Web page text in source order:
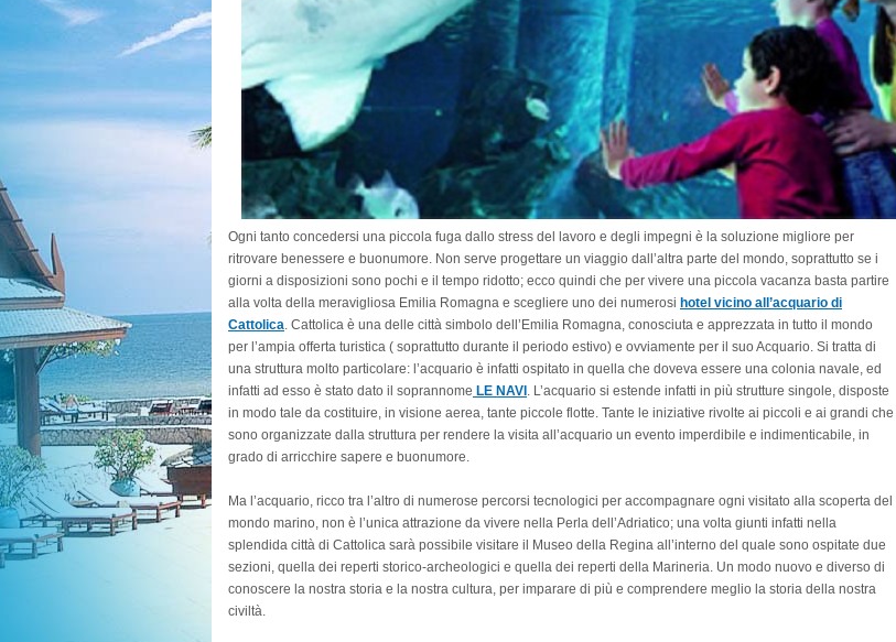
Ogni tanto concedersi una piccola fuga dallo stress del lavoro e degli impegni è la soluzione migliore per
ritrovare benessere e buonumore. Non serve progettare un viaggio dall’altra parte del mondo, soprattutto se i
giorni a disposizioni sono pochi e il tempo ridotto; ecco quindi che per vivere una piccola vacanza basta partire
alla volta della meravigliosa Emilia Romagna e scegliere uno dei numerosi hotel vicino all’acquario di
Cattolica. Cattolica è una delle città simbolo dell’Emilia Romagna, conosciuta e apprezzata in tutto il mondo
per l’ampia offerta turistica ( soprattutto durante il periodo estivo) e ovviamente per il suo Acquario. Si tratta di
una struttura molto particolare: l’acquario è infatti ospitato in quella che doveva essere una colonia navale, ed
infatti ad esso è stato dato il soprannome LE NAVI . L’acquario si estende infatti in più strutture singole, disposte
in modo tale da costituire, in visione aerea, tante piccole flotte. Tante le iniziative rivolte ai piccoli e ai grandi che
sono organizzate dalla struttura per rendere la visita all’acquario un evento imperdibile e indimenticabile, in
grado di arricchire sapere e buonumore.
Ma l’acquario, ricco tra l’altro di numerose percorsi tecnologici per accompagnare ogni visitato alla scoperta del
mondo marino, non è l’unica attrazione da vivere nella Perla dell’Adriatico; una volta giunti infatti nella
splendida città di Cattolica sarà possibile visitare il Museo della Regina all’interno del quale sono ospitate due
sezioni, quella dei reperti storico-archeologici e quella dei reperti della Marineria. Un modo nuovo e diverso di
conoscere la nostra storia e la nostra cultura, per imparare di più e comprendere meglio la storia della nostra
civiltà.